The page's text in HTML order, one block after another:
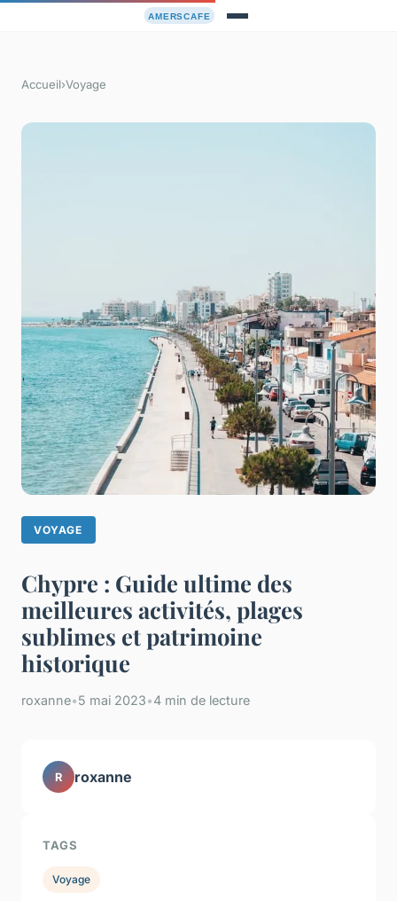
Accueil›Voyage
VOYAGE
Chypre : Guide ultime des
meilleures activités, plages
sublimes et patrimoine
historique
roxanne•5 mai 2023•4 min de lecture
R roxanne
TAGS
Voyage